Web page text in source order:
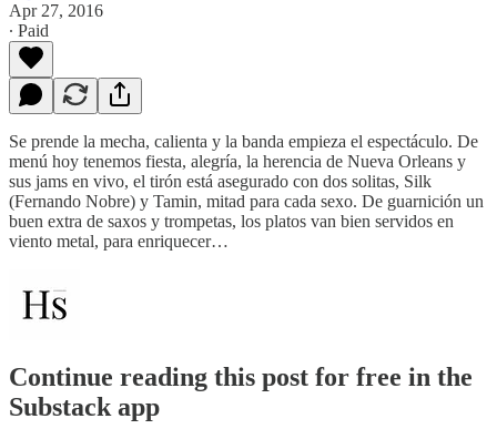
Apr 27, 2016
∙ Paid
Se prende la mecha, calienta y la banda empieza el espectáculo. De
menú hoy tenemos fiesta, alegría, la herencia de Nueva Orleans y
sus jams en vivo, el tirón está asegurado con dos solitas, Silk
(Fernando Nobre) y Tamin, mitad para cada sexo. De guarnición un
buen extra de saxos y trompetas, los platos van bien servidos en
viento metal, para enriquecer…
Continue reading this post for free in the
Substack app